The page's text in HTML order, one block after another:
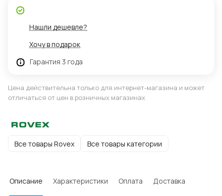
Нашли дешевле?
Хочу в подарок
Гарантия 3 года
Цена действительна только для интернет-магазина и может
отличаться от цен в розничных магазинах
Все товары Rovex Все товары категории
Описание Характеристики Оплата Доставка